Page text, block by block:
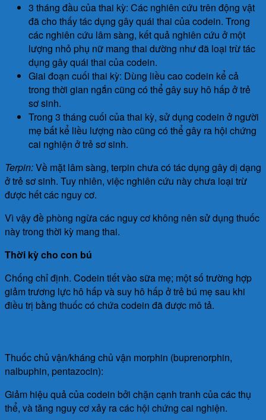
3 tháng đầu của thai kỳ: Các nghiên cứu trên động vật
đã cho thấy tác dụng gây quái thai của codein. Trong
các nghiên cứu lâm sàng, kết quả nghiên cứu ở một
lượng nhỏ phụ nữ mang thai dường như đã loại trừ tác
dụng gây quái thai của codein.
Giai đoạn cuối thai kỳ: Dùng liều cao codein kể cả
trong thời gian ngắn cũng có thể gây suy hô hấp ở trẻ
sơ sinh.
Trong 3 tháng cuối của thai kỳ, sử dụng codein ở người
mẹ bất kể liều lượng nào cũng có thể gây ra hội chứng
cai nghiện ở trẻ sơ sinh.
Terpin:Về mặt lâm sàng, terpin chưa có tác dụng gây dị dạng
ở trẻ sơ sinh. Tuy nhiên, việc nghiên cứu này chưa loại trừ
được hết các nguy cơ.
Vì vậy đề phòng ngừa các nguy cơ không nên sử dụng thuốc
này trong thời kỳ mang thai.
Thời kỳ cho con bú
Chống chỉ định. Codein tiết vào sữa mẹ; một số trường hợp
giảm trương lực hô hấp và suy hô hấp ở trẻ bú mẹ sau khi
điều trị bằng thuốc có chứa codein đã được mô tả.
Thuốc chủ vận/kháng chủ vận morphin (buprenorphin,
nalbuphin, pentazocin):
Giảm hiệu quả của codein bởi chặn cạnh tranh của các thụ
thể, và tăng nguy cơ xảy ra các hội chứng cai nghiện.